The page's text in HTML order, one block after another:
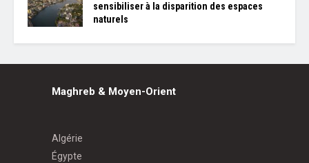
sensibiliser à la disparition des espaces
naturels
Maghreb & Moyen-Orient
Algérie
Égypte